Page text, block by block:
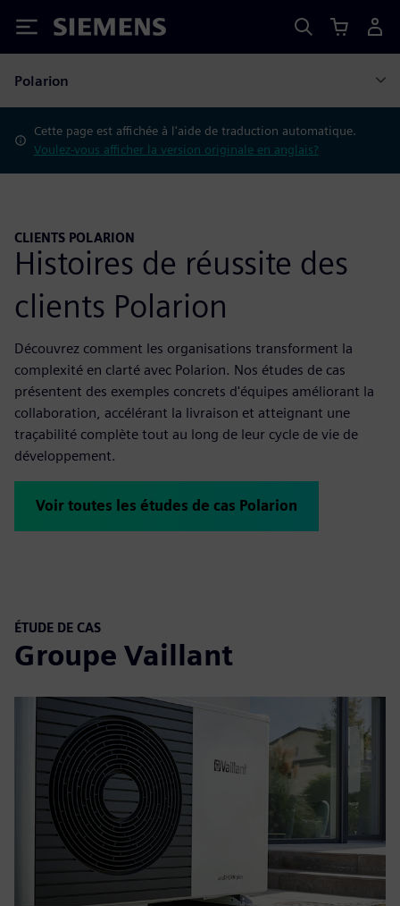
Siemens
Polarion
Cette page est affichée à l'aide de traduction automatique.
Voulez-vous afficher la version originale en anglais?
CLIENTS POLARION
Histoires de réussite des
clients Polarion
Découvrez comment les organisations transforment la
complexité en clarté avec Polarion. Nos études de cas
présentent des exemples concrets d'équipes améliorant la
collaboration, accélérant la livraison et atteignant une
traçabilité complète tout au long de leur cycle de vie de
développement.
Voir toutes les études de cas Polarion
ÉTUDE DE CAS
Groupe Vaillant